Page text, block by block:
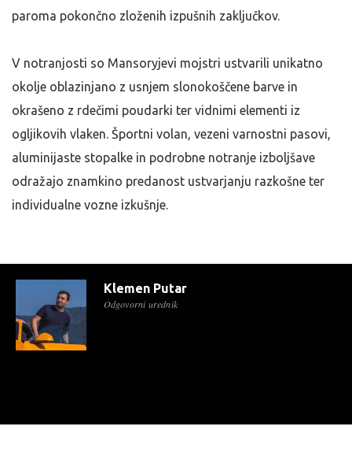
paroma pokončno zloženih izpušnih zaključkov.
V notranjosti so Mansoryjevi mojstri ustvarili unikatno
okolje oblazinjano z usnjem slonokoščene barve in
okrašeno z rdečimi poudarki ter vidnimi elementi iz
ogljikovih vlaken. Športni volan, vezeni varnostni pasovi,
aluminijaste stopalke in podrobne notranje izboljšave
odražajo znamkino predanost ustvarjanju razkošne ter
individualne vozne izkušnje.
Klemen Putar
Odgovorni urednik